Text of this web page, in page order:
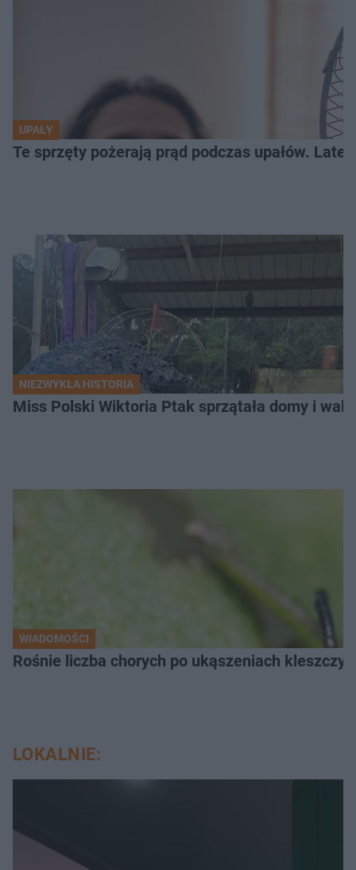
UPAŁY
Te sprzęty pożerają prąd podczas upałów.
NIEZWYKŁA HISTORIA
Miss Polski Wiktoria Ptak sprzątała domy i
WIADOMOŚCI
Rośnie liczba chorych po ukąszeniach
LOKALNIE: